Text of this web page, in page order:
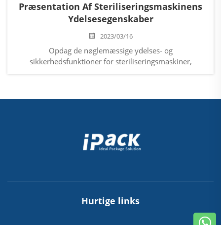
Præsentation Af Steriliseringsmaskinens
Ydelsesegenskaber
2023/03/16
Opdag de nøglemæssige ydelses- og
sikkerhedsfunktioner for steriliseringsmaskiner,
Hurtige links